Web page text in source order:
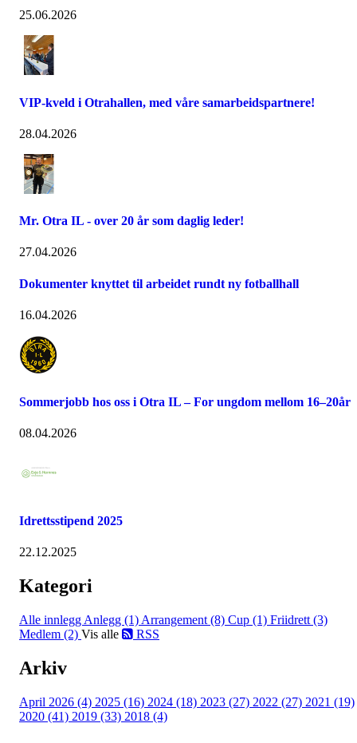
25.06.2026
VIP-kveld i Otrahallen, med våre samarbeidspartnere!
28.04.2026
Mr. Otra IL - over 20 år som daglig leder!
27.04.2026
Dokumenter knyttet til arbeidet rundt ny fotballhall
16.04.2026
Sommerjobb hos oss i Otra IL – For ungdom mellom 16–20år
08.04.2026
Idrettsstipend 2025
22.12.2025
Kategori
Alle innlegg Anlegg (1) Arrangement (8) Cup (1) Friidrett (3)
Medlem (2) Vis alle RSS
Arkiv
April 2026 (4) 2025 (16) 2024 (18) 2023 (27) 2022 (27) 2021 (19)
2020 (41) 2019 (33) 2018 (4)